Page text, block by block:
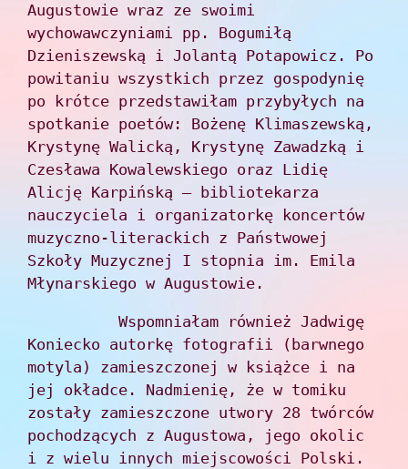
Augustowie wraz ze swoimi
wychowawczyniami pp. Bogumiłą
Dzieniszewską i Jolantą Potapowicz. Po
powitaniu wszystkich przez gospodynię
po krótce przedstawiłam przybyłych na
spotkanie poetów: Bożenę Klimaszewską,
Krystynę Walicką, Krystynę Zawadzką i
Czesława Kowalewskiego oraz Lidię
Alicję Karpińską ‒ bibliotekarza
nauczyciela i organizatorkę koncertów
muzyczno-literackich z Państwowej
Szkoły Muzycznej I stopnia im. Emila
Młynarskiego w Augustowie.
Koniecko autorkę fotografii (barwnego
motyla) zamieszczonej w książce i na
jej okładce. Nadmienię, że w tomiku
zostały zamieszczone utwory 28 twórców
pochodzących z Augustowa, jego okolic
i z wielu innych miejscowości Polski.